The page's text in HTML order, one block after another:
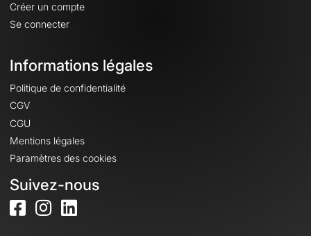
Créer un compte
Se connecter
Informations légales
Politique de confidentialité
CGV
CGU
Mentions légales
Paramètres des cookies
Suivez-nous